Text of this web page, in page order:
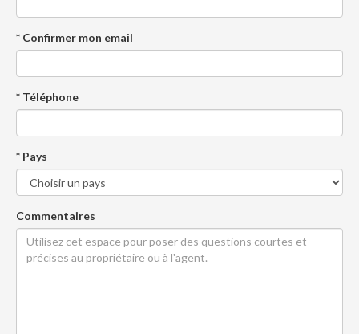
* Confirmer mon email
* Téléphone
* Pays
Commentaires